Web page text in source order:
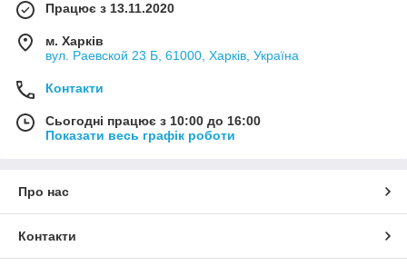
Працює з 13.11.2020
м. Харків
вул. Раевской 23 Б, 61000, Харків, Україна
Контакти
Сьогодні працює з 10:00 до 16:00
Показати весь графік роботи
Про нас
Контакти